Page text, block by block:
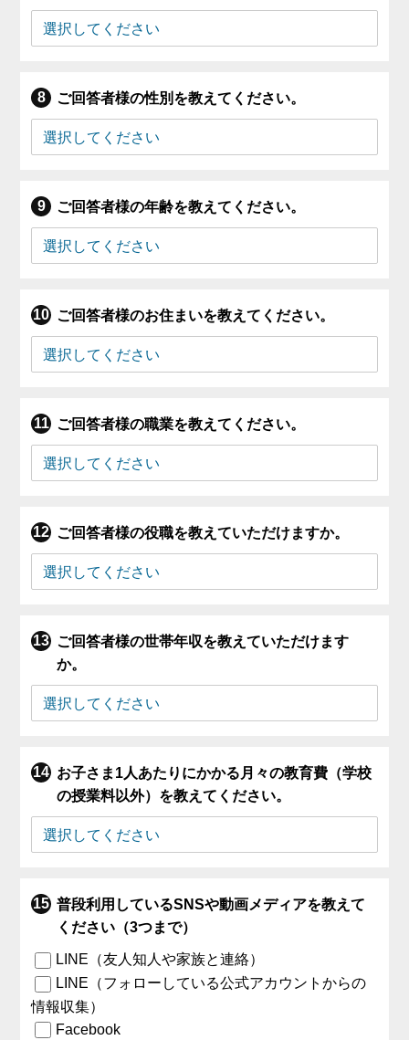
ご回答者様の性別を教えてください。
ご回答者様の年齢を教えてください。
ご回答者様のお住まいを教えてください。
ご回答者様の職業を教えてください。
ご回答者様の役職を教えていただけますか。
ご回答者様の世帯年収を教えていただけます
か。
お子さま1人あたりにかかる月々の教育費（学校
の授業料以外）を教えてください。
普段利用しているSNSや動画メディアを教えて
ください（3つまで）
LINE（友人知人や家族と連絡）
LINE（フォローしている公式アカウントからの
情報収集）
Facebook